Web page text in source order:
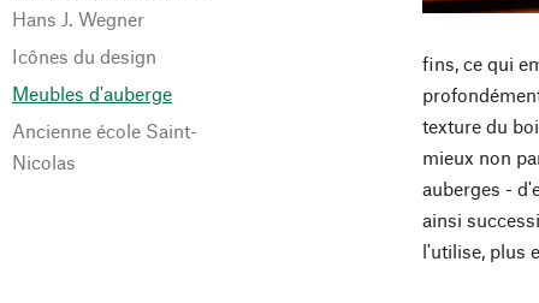
Hans J. Wegner
Icônes du design
Meubles d'auberge
Ancienne école Saint-
Nicolas
fins, ce qui
texture du
mieux non
auberges -
ainsi
l'utilise, plus